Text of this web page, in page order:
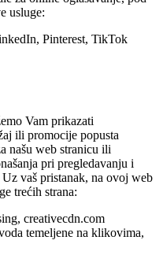
usluge:
Pinterest, TikTok
Vam prikazati
ili promocije popusta
našu web stranicu ili
pri pregledavanju i
vaš pristanak, na ovoj web
trećih strana:
creativecdn.com
temeljene na klikovima,